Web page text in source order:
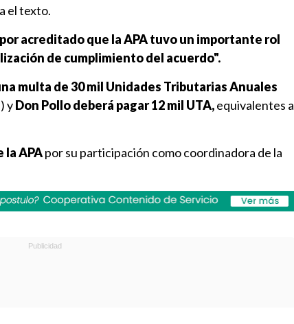
el texto.
acreditado que la APA tuvo un importante rol
de cumplimiento del acuerdo".
multa de 30 mil Unidades Tributarias Anuales
yDon Pollo deberá pagar 12 mil UTA,equivalentes a
la APApor su participación como coordinadora de la